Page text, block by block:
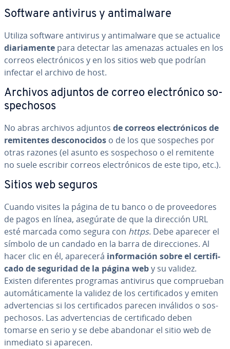
Software antivirus y an­ti­ma­lwa­re
Utiliza software antivirus y an­ti­ma­lwa­re que se actualice
dia­ria­me­n­te para detectar las amenazas actuales en los
correos ele­c­tró­ni­cos y en los sitios web que podrían
infectar el archivo de host.
Archivos adjuntos de correo ele­c­tró­ni­co so­
s­pe­cho­sos
No abras archivos adjuntos de correos ele­c­tró­ni­cos de
re­mi­te­n­tes de­s­co­no­ci­dos o de los que sospeches por
otras razones (el asunto es so­s­pe­cho­so o el remitente
no suele escribir correos ele­c­tró­ni­cos de este tipo, etc.).
Sitios web seguros
Cuando visites la página de tu banco o de pro­vee­do­res
de pagos en línea, asegúrate de que la dirección URL
esté marcada como segura con https. Debe aparecer el
símbolo de un candado en la barra de di­re­c­cio­nes. Al
hacer clic en él, aparecerá in­fo­r­ma­ción sobre el ce­r­ti­fi­
ca­do de seguridad de la página weby su validez.
Existen di­fe­re­n­tes programas antivirus que co­m­prue­ban
au­to­má­ti­ca­me­n­te la validez de los ce­r­ti­fi­ca­dos y emiten
ad­ve­r­te­n­cias si los ce­r­ti­fi­ca­dos parecen inválidos o so­s­
pe­cho­sos. Las ad­ve­r­te­n­cias de ce­r­ti­fi­ca­do deben
tomarse en serio y se debe abandonar el sitio web de
inmediato si aparecen.